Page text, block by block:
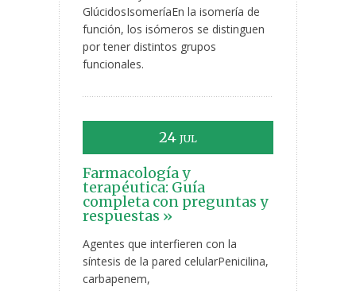
GlúcidosIsomeríaEn la isomería de
función, los isómeros se distinguen
por tener distintos grupos
funcionales.
24 JUL
Farmacología y
terapéutica: Guía
completa con preguntas y
respuestas »
Agentes que interfieren con la
síntesis de la pared celularPenicilina,
carbapenem,